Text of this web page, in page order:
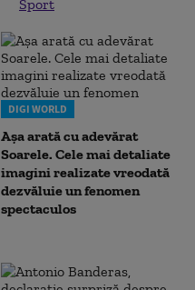
Sport
DIGI WORLD
Așa arată cu adevărat
Soarele. Cele mai detaliate
imagini realizate vreodată
dezvăluie un fenomen
spectaculos